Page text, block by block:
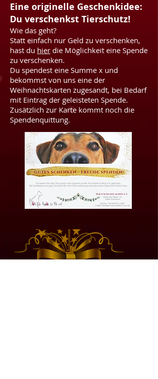
Eine originelle Geschenkidee:
Du verschenkst Tierschutz!
Wie das geht?
Statt einfach nur Geld zu verschenken,
hast du hier die Möglichkeit eine Spende
zu verschenken.
Du spendest eine Summe x und
bekommst von uns eine der
Weihnachtskarten zugesandt, bei Bedarf
mit Eintrag der geleisteten Spende.
Zusätzlich zur Karte kommt noch die
Spendenquittung.